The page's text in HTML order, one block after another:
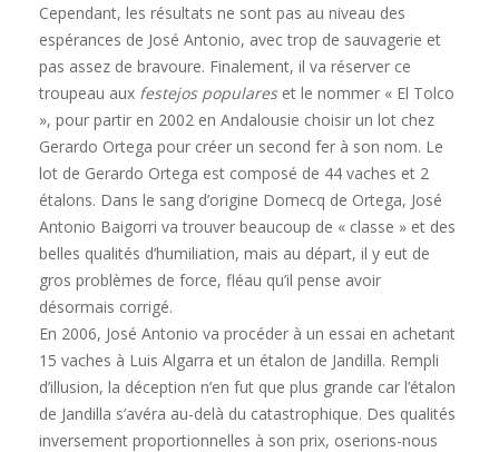
Cependant, les résultats ne sont pas au niveau des
espérances de José Antonio, avec trop de sauvagerie et
pas assez de bravoure. Finalement, il va réserver ce
troupeau aux festejos populareset le nommer « El Tolco
», pour partir en 2002 en Andalousie choisir un lot chez
Gerardo Ortega pour créer un second fer à son nom. Le
lot de Gerardo Ortega est composé de 44 vaches et 2
étalons. Dans le sang d’origine Domecq de Ortega, José
Antonio Baigorri va trouver beaucoup de « classe » et des
belles qualités d’humiliation, mais au départ, il y eut de
gros problèmes de force, fléau qu’il pense avoir
désormais corrigé.
En 2006, José Antonio va procéder à un essai en achetant
15 vaches à Luis Algarra et un étalon de Jandilla. Rempli
d’illusion, la déception n’en fut que plus grande car l’étalon
de Jandilla s’avéra au-delà du catastrophique. Des qualités
inversement proportionnelles à son prix, oserions-nous